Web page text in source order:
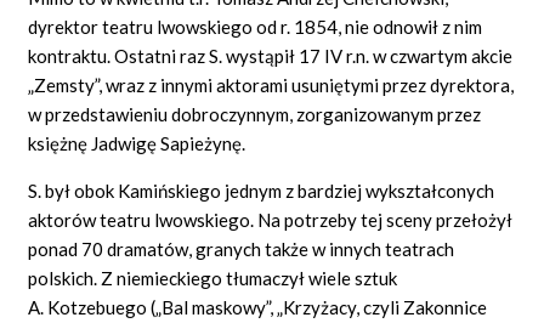
dyrektor teatru lwowskiego od r. 1854, nie odnowił z nim
kontraktu. Ostatni raz S. wystąpił 17 IV r.n. w czwartym akcie
„Zemsty”, wraz z innymi aktorami usuniętymi przez dyrektora,
w przedstawieniu dobroczynnym, zorganizowanym przez
księżnę Jadwigę Sapieżynę.
S. był obok Kamińskiego jednym z bardziej wykształconych
aktorów teatru lwowskiego. Na potrzeby tej sceny przełożył
ponad 70 dramatów, granych także w innych teatrach
polskich. Z niemieckiego tłumaczył wiele sztuk
A. Kotzebuego („Bal maskowy”, „Krzyżacy, czyli Zakonnice